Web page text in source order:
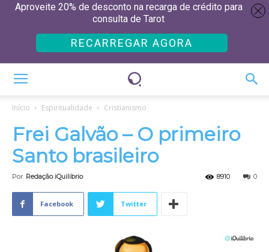
Início Espiritualidade Cristianismo
Frei Galvão – O primeiro
Santo brasileiro
Por Redação iQuilibrio 0
8910
Facebook Twitter
Aproveite 20% de desconto na recarga de crédito para
consulta de Tarot
RECARREGAR AGORA